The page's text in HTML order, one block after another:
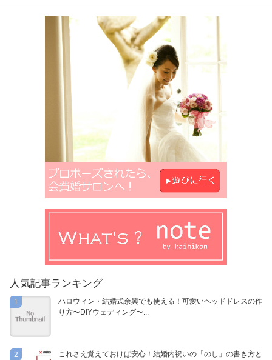
人気記事ランキング
1
ハロウィン・結婚式余興でも使える！可愛いヘッドドレスの作
り方〜DIYウェディング〜...
2
これさえ覚えておけば安心！結婚内祝いの「のし」の書き方と